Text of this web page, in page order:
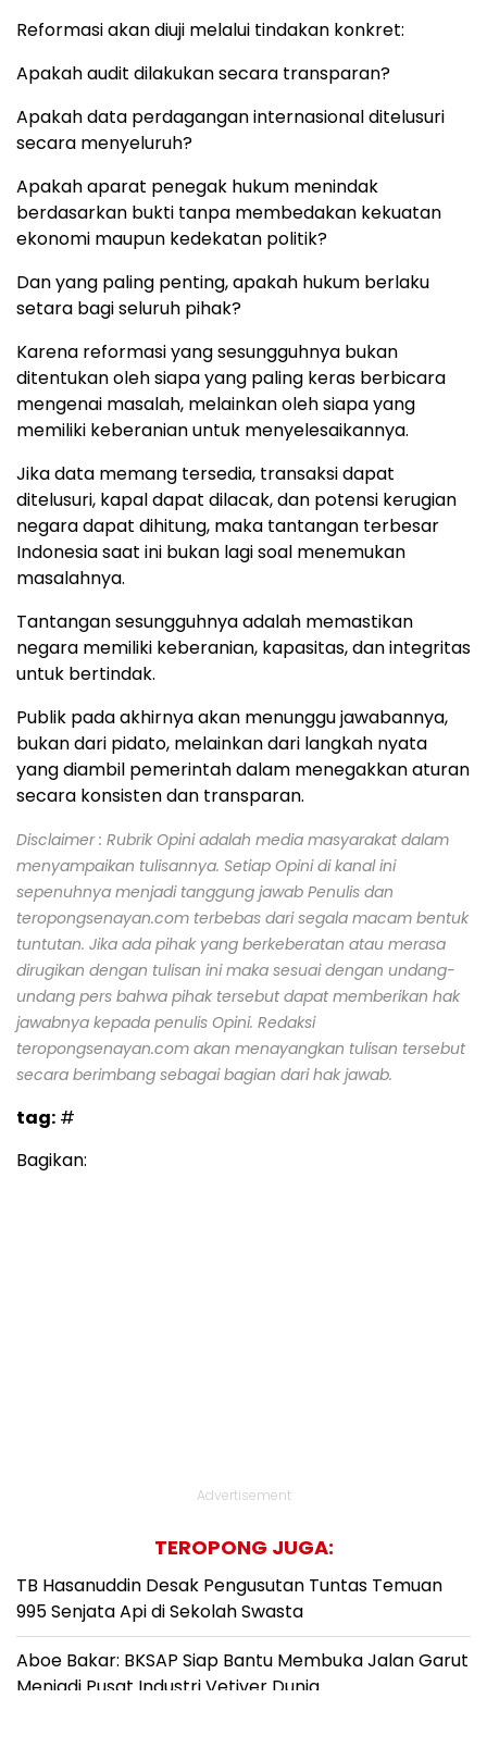
Reformasi akan diuji melalui tindakan konkret:
Apakah audit dilakukan secara transparan?
Apakah data perdagangan internasional ditelusuri
secara menyeluruh?
Apakah aparat penegak hukum menindak
berdasarkan bukti tanpa membedakan kekuatan
ekonomi maupun kedekatan politik?
Dan yang paling penting, apakah hukum berlaku
setara bagi seluruh pihak?
Karena reformasi yang sesungguhnya bukan
ditentukan oleh siapa yang paling keras berbicara
mengenai masalah, melainkan oleh siapa yang
memiliki keberanian untuk menyelesaikannya.
Jika data memang tersedia, transaksi dapat
ditelusuri, kapal dapat dilacak, dan potensi kerugian
negara dapat dihitung, maka tantangan terbesar
Indonesia saat ini bukan lagi soal menemukan
masalahnya.
Tantangan sesungguhnya adalah memastikan
negara memiliki keberanian, kapasitas, dan integritas
untuk bertindak.
Publik pada akhirnya akan menunggu jawabannya,
bukan dari pidato, melainkan dari langkah nyata
yang diambil pemerintah dalam menegakkan aturan
secara konsisten dan transparan.
Disclaimer : Rubrik Opini adalah media masyarakat dalam
menyampaikan tulisannya. Setiap Opini di kanal ini
sepenuhnya menjadi tanggung jawab Penulis dan
teropongsenayan.com terbebas dari segala macam bentuk
tuntutan. Jika ada pihak yang berkeberatan atau merasa
dirugikan dengan tulisan ini maka sesuai dengan undang-
undang pers bahwa pihak tersebut dapat memberikan hak
jawabnya kepada penulis Opini. Redaksi
teropongsenayan.com akan menayangkan tulisan tersebut
secara berimbang sebagai bagian dari hak jawab.
tag: #
Bagikan:
Advertisement
TEROPONG JUGA:
TB Hasanuddin Desak Pengusutan Tuntas Temuan
995 Senjata Api di Sekolah Swasta
Aboe Bakar: BKSAP Siap Bantu Membuka Jalan Garut
Menjadi Pusat Industri Vetiver Dunia